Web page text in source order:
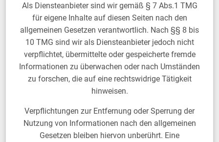
Als Diensteanbieter sind wir gemäß § 7 Abs.1 TMG
für eigene Inhalte auf diesen Seiten nach den
allgemeinen Gesetzen verantwortlich. Nach §§ 8 bis
10 TMG sind wir als Diensteanbieter jedoch nicht
verpflichtet, übermittelte oder gespeicherte fremde
Informationen zu überwachen oder nach Umständen
zu forschen, die auf eine rechtswidrige Tätigkeit
hinweisen.
Verpflichtungen zur Entfernung oder Sperrung der
Nutzung von Informationen nach den allgemeinen
Gesetzen bleiben hiervon unberührt. Eine